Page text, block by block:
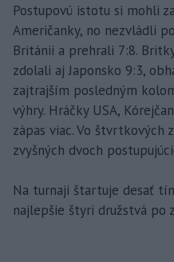
Postupovú istotu si mohli
Američanky, no nezvládli
Británii a prehrali 7:8.
zdolali aj Japonsko 9:3,
zajtrajším posledným
výhry. Hráčky USA,
zápas viac. Vo štvrtkových
zvyšných dvoch
Na turnaji štartuje desať
najlepšie štyri družstvá po